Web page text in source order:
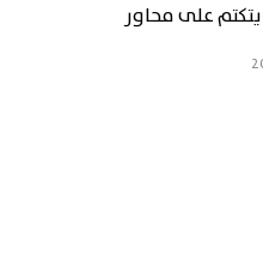
على محاور